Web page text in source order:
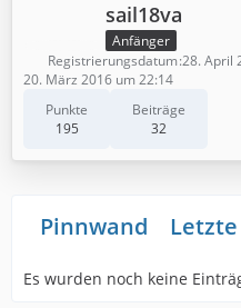
sail18va
Anfänger
Punkte
195
Beiträge
32
Registrierungsdatum 28. April
20. März 2016 um 22:14
Pinnwand
Es wurden noch keine